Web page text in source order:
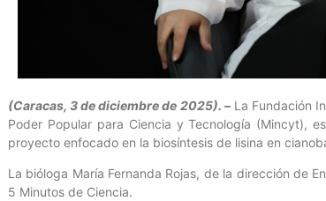
(Caracas, 3 de diciembre de 2025). –La Fundación
Poder Popular para Ciencia y Tecnología (Mincyt),
proyecto enfocado en la biosíntesis de lisina en
La bióloga María Fernanda Rojas, de la dirección de
5 Minutos de Ciencia.